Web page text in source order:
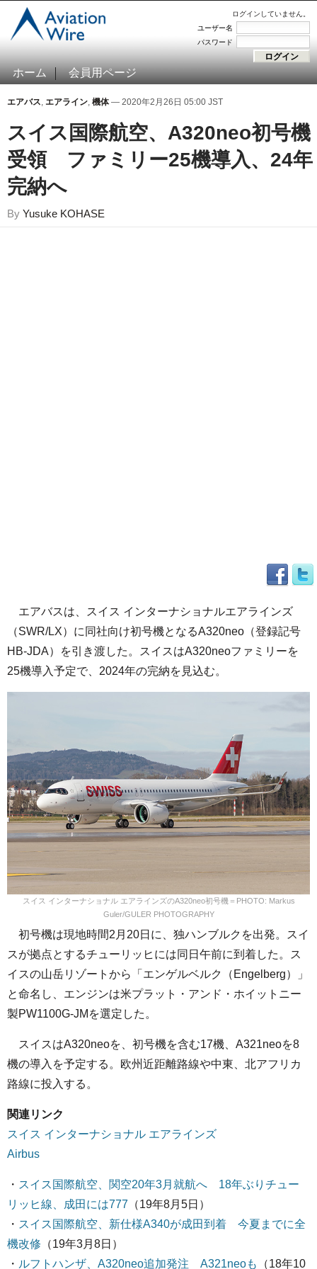
ログインしていません。
ユーザー名
パスワード
ホーム 会員用ページ
エアバス, エアライン, 機体— 2020年2月26日 05:00 JST
スイス国際航空、A320neo初号機
受領 ファミリー25機導入、24年
完納へ
By Yusuke KOHASE
エアバスは、スイス インターナショナルエアラインズ
（SWR/LX）に同社向け初号機となるA320neo（登録記号
HB-JDA）を引き渡した。スイスはA320neoファミリーを
25機導入予定で、2024年の完納を見込む。
スイス インターナショナル エアラインズのA320neo初号機＝PHOTO: Markus
Guler/GULER PHOTOGRAPHY
初号機は現地時間2月20日に、独ハンブルクを出発。スイ
スが拠点とするチューリッヒには同日午前に到着した。ス
イスの山岳リゾートから「エンゲルベルク（Engelberg）」
と命名し、エンジンは米プラット・アンド・ホイットニー
製PW1100G-JMを選定した。
スイスはA320neoを、初号機を含む17機、A321neoを8
機の導入を予定する。欧州近距離路線や中東、北アフリカ
路線に投入する。
関連リンク
スイス インターナショナル エアラインズ
Airbus
・ スイス国際航空、関空20年3月就航へ 18年ぶりチュー
リッヒ線、成田には777 （19年8月5日）
・ スイス国際航空、新仕様A340が成田到着 今夏までに全
機改修 （19年3月8日）
・ ルフトハンザ、A320neo追加発注 A321neoも （18年10